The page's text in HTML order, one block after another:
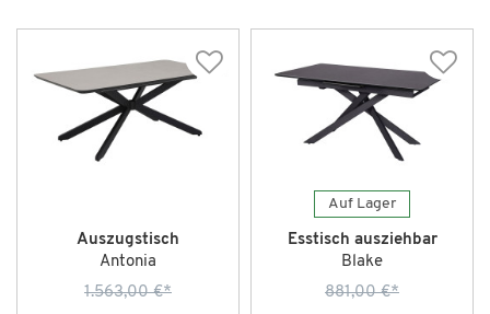
Auszugstisch
Antonia
1.563,00 €*
Auf Lager
Esstisch ausziehbar
Blake
881,00 €*